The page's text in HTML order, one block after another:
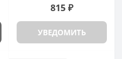
815 ₽
УВЕДОМИТЬ